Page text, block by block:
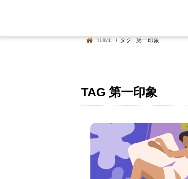
HOME タグ : 第一印象
TAG 第一印象